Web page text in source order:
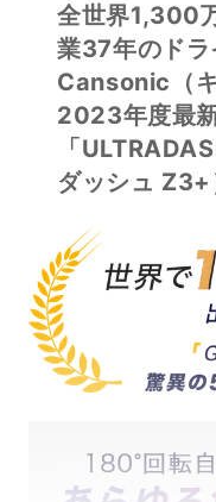
全世界1,300
業37年のド
Cansonic（
2023年度最
「
ダッシュ Z3+